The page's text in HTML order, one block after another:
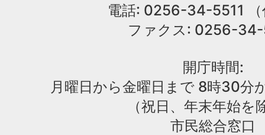
電話: 0256-34-5511
ファクス: 0256-
開庁時間:
月曜日から金曜日まで 8時30分
（祝日、年末年始を
市民総合窓口